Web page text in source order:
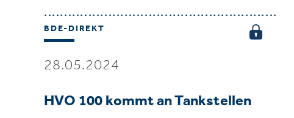
BDE-DIREKT
28.05.2024
HVO 100 kommt an Tankstellen